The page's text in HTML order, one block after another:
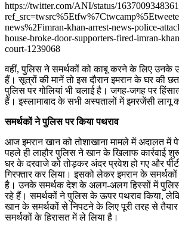
https://twitter.com/ANI/status/
news%2Fimran-khan-arrest-news-police-
house-broke-door-supporters-fired-imran-
court-1239068
वहीं, पुलिस ने समर्थकों को काबू करने के लिए उनके
हैं। सूत्रों की मानें तो इस दौरान इमरान के घर की
पुलिस पर गोलियां भी चलाई है। जगह-जगह पर
हैं। इस्लामाबाद के सभी अस्पतालों में इमरजेंसी लागू
समर्थकों ने पुलिस पर किया पथराव
आज इमरान खान को तोशाखाना मामले में अदालत में
पहले ही लाहौर पुलिस ने खान के खिलाफ कार्रवाई
घर के दरवाजे को तोड़कर अंदर प्रवेश हो गए और
गिरफ्तार कर लिया। इसको लेकर इमरान के
है। उनके समर्थक देश के अलग-अलग हिस्सों में
रहे हैं। समर्थकों ने पुलिस के ऊपर पथराव किया,
खान के समर्थकों से निपटने के लिए पूरी तरह से
समर्थकों के हिरासत में ले लिया है।